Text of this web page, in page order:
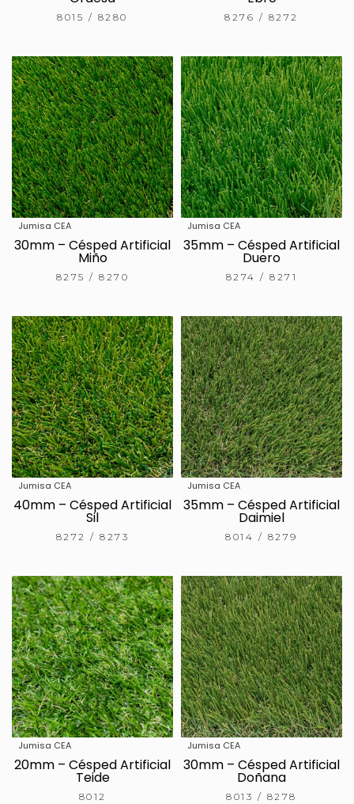
8015 / 8280 8276 / 8272
Jumisa CEA
30mm – Césped Artificial
Miño
8275 / 8270
Jumisa CEA
35mm – Césped Artificial
Duero
8274 / 8271
Jumisa CEA
40mm – Césped Artificial
Sil
8272 / 8273
Jumisa CEA
35mm – Césped Artificial
Daimiel
8014 / 8279
Jumisa CEA
20mm – Césped Artificial
Teide
8012
Jumisa CEA
30mm – Césped Artificial
Doñana
8013 / 8278